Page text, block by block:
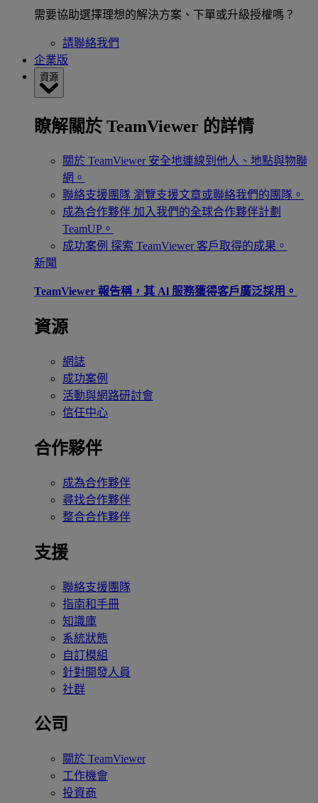
需要協助選擇理想的解決方案、下單或升級授權嗎？
請聯絡我們
企業版
資源
瞭解關於 TeamViewer 的詳情
關於 TeamViewer 安全地連線到他人、地點與物聯
網。
聯絡支援團隊 瀏覽支援文章或聯絡我們的團隊。
成為合作夥伴 加入我們的全球合作夥伴計劃
TeamUP。
成功案例 探索 TeamViewer 客戶取得的成果。
新聞
TeamViewer 報告稱，其 Al 服務獲得客戶廣泛採用。
資源
網誌
成功案例
活動與網路研討會
信任中心
合作夥伴
成為合作夥伴
尋找合作夥伴
整合合作夥伴
支援
聯絡支援團隊
指南和手冊
知識庫
系統狀態
自訂模組
針對開發人員
社群
公司
關於 TeamViewer
工作機會
投資商